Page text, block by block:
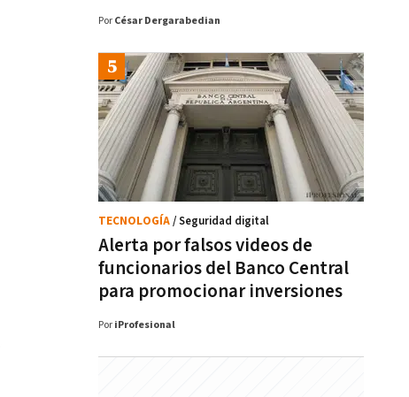
Por César Dergarabedian
Alerta por falsos videos de
funcionarios del Banco Central
para promocionar inversiones
TECNOLOGÍA/ Seguridad digital
Por iProfesional